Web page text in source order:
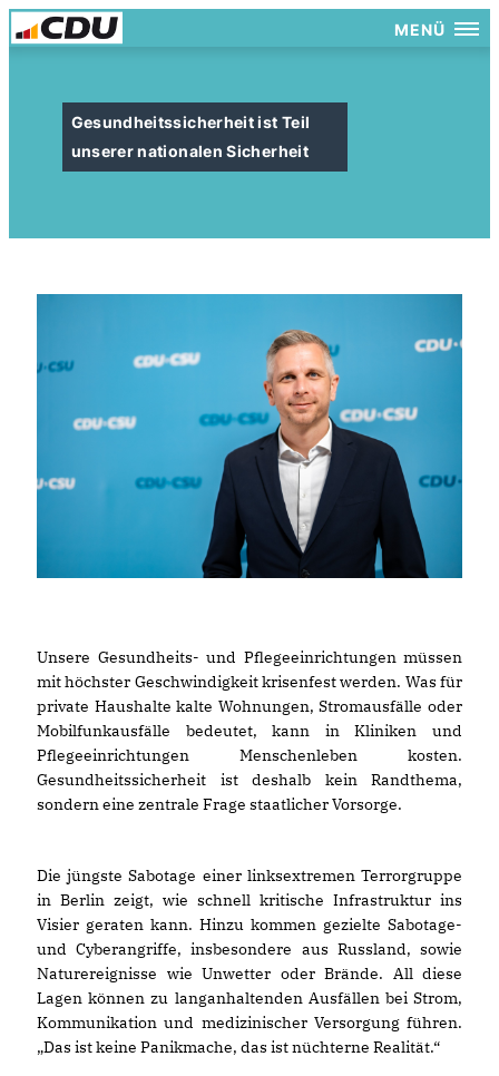
MENÜ
Gesundheitssicherheit ist Teil
unserer nationalen Sicherheit
Unsere Gesundheits- und Pflegeeinrichtungen müssen
mit höchster Geschwindigkeit krisenfest werden. Was für
private Haushalte kalte Wohnungen, Stromausfälle oder
Mobilfunkausfälle bedeutet, kann in Kliniken und
Pflegeeinrichtungen Menschenleben kosten.
Gesundheitssicherheit ist deshalb kein Randthema,
sondern eine zentrale Frage staatlicher Vorsorge.
Die jüngste Sabotage einer linksextremen Terrorgruppe
in Berlin zeigt, wie schnell kritische Infrastruktur ins
Visier geraten kann. Hinzu kommen gezielte Sabotage-
und Cyberangriffe, insbesondere aus Russland, sowie
Naturereignisse wie Unwetter oder Brände. All diese
Lagen können zu langanhaltenden Ausfällen bei Strom,
Kommunikation und medizinischer Versorgung führen.
Das ist keine Panikmache, das ist nüchterne Realität.“